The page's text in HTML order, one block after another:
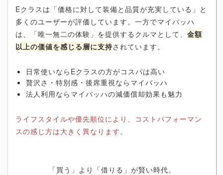
Eクラスは「価格に対して装備と品質が充実している」と
多くのユーザーが評価しています。一方でマイバッハ
は、「唯一無二の体験」を提供するクルマとして、 金額
以上の価値を感じる層に支持されています。
日常使いならEクラスの方がコスパは高い
贅沢さ・特別感・後席重視ならマイバッハ
法人利用ならマイバッハの減価償却効果も魅力
ライフスタイルや優先順位により、コストパフォーマン
スの感じ方は大きく異なります。
「買う」より「借りる」が賢い時代。